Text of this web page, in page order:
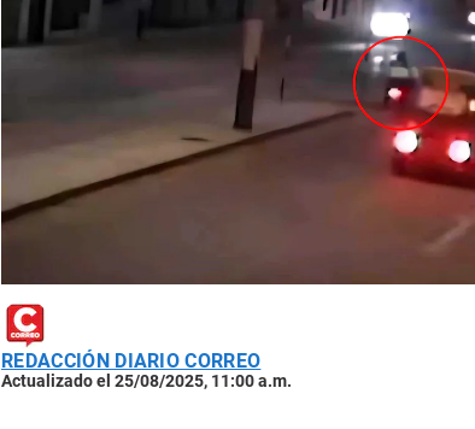
REDACCIÓN DIARIO CORREO
Actualizado el 25/08/2025, 11:00 a.m.